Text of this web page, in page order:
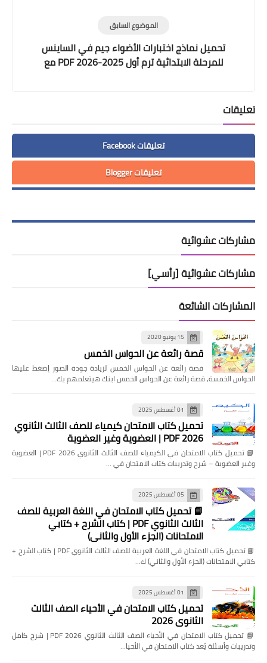
الموضوع السابق
تحميل نماذج اختبارات الأضواء جيم في الساينس
للمرحلة الابتدائية ترم أول 2025-2026 PDF مع
تعليقات
تعليقات Facebook
تعليقات Blogger
مشاركات عشوائية
مشاركات عشوائية [رأسي]
المشاركات الشائعة
15 يونيو 2020
قصة رائعة عن الحواس الخمس
قصة رائعة عن الحواس الخمس لزيادة جودة الصور إضغط عليها
الحواس الخمسة, قصة رائعة عن الحواس الخمس ابنك هيتعلمهم بك…
01 أغسطس 2025
تحميل كتاب الامتحان كيمياء للصف الثالث الثانوي
2026 PDF | العضوية وغير العضوية
📘 تحميل كتاب الامتحان في الكيمياء للصف الثالث الثانوي 2026 PDF | العضوية
وغير العضوية – شرح وتدريبات كتاب الامتحان في …
05 أغسطس 2025
📘 تحميل كتاب الامتحان في اللغة العربية للصف
الثالث الثانوي PDF | كتاب الشرح + كتابي
الامتحانات (الجزء الأول والثاني)
📘 تحميل كتاب الامتحان في اللغة العربية للصف الثالث الثانوي PDF | كتاب الشرح +
كتابي الامتحانات (الجزء الأول والثاني) ك…
01 أغسطس 2025
تحميل كتاب الامتحان في الأحياء الصف الثالث
الثانوي 2026
📘 تحميل كتاب الامتحان في الأحياء الصف الثالث الثانوي 2026 PDF | شرح كامل
وتدريبات وأسئلة يُعد كتاب الامتحان في الأحيا…